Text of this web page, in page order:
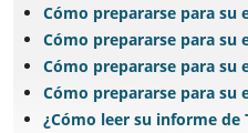
Cómo prepararse para su
Cómo prepararse para su
Cómo prepararse para su
Cómo prepararse para su
¿Cómo leer su informe de